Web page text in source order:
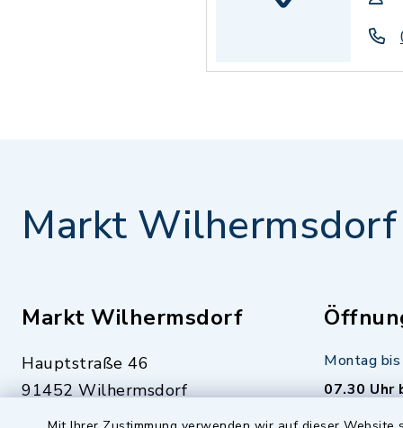
Markt Wilhermsdorf
Markt Wilhermsdorf
Hauptstraße 46
91452 Wilhermsdorf
Montag
07.30 Uhr